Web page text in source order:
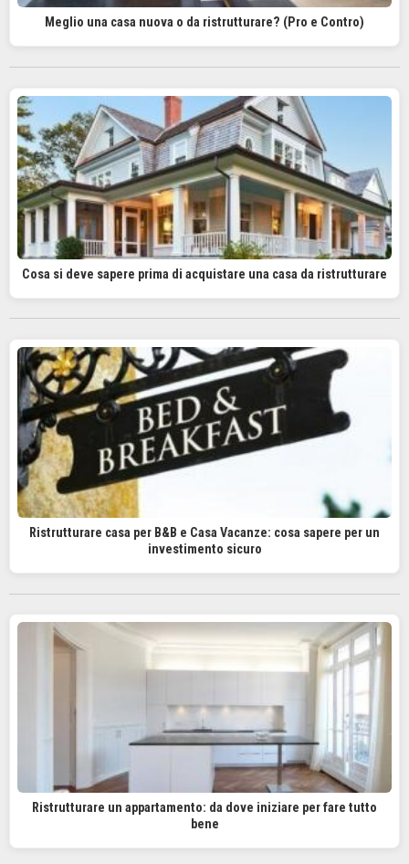
Meglio una casa nuova o da ristrutturare? (Pro e Contro)
Cosa si deve sapere prima di acquistare una casa da ristrutturare
Ristrutturare casa per B&B e Casa Vacanze: cosa sapere per un
investimento sicuro
Ristrutturare un appartamento: da dove iniziare per fare tutto
bene